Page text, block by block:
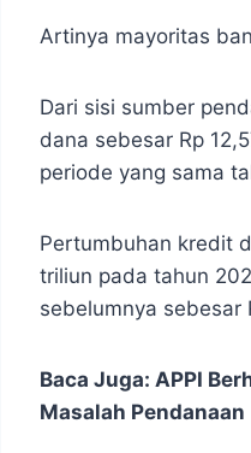
Artinya mayoritas
Dari sisi sumber
dana sebesar Rp
periode yang sama
Pertumbuhan kredit
triliun pada tahun
sebelumnya sebesar
Baca Juga: APPI
Masalah Pendanaan